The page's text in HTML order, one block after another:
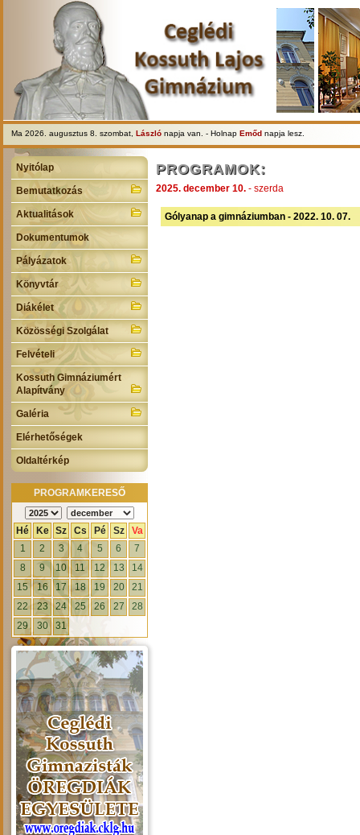
Ma 2026. augusztus 8. szombat, László napja van. - Holnap Emőd napja lesz.
Nyitólap
Bemutatkozás
Aktualitások
Dokumentumok
Pályázatok
Könyvtár
Diákélet
Közösségi Szolgálat
Felvételi
Kossuth Gimnáziumért
Alapítvány
Galéria
Elérhetőségek
Oldaltérkép
PROGRAMKERESŐ
Hé Ke Sz Cs Pé Sz
Va
1
2 3 4 5 6
7
8
9 10 11 12 13
14
15
16 17 18 19 20
21
22
23 24 25 26 27
28
29
30 31
PROGRAMOK:
2025. december 10. - szerda
Gólyanap a gimnáziumban - 2022. 10. 07.